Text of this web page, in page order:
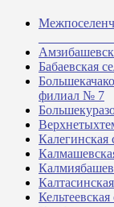
Бабаевская
филиал № 7
Калегинская